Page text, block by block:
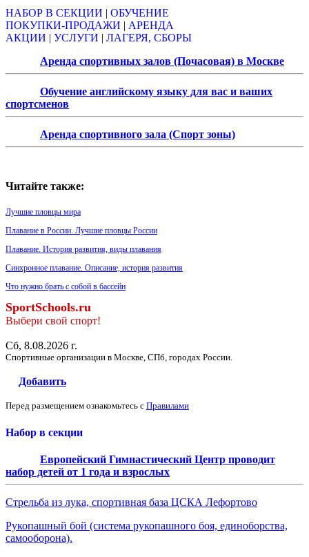
НАБОР В СЕКЦИИ | ОБУЧЕНИЕ
ПОКУПКИ-ПРОДАЖИ | АРЕНДА
АКЦИИ | УСЛУГИ | ЛАГЕРЯ, СБОРЫ
Аренда спортивных залов (Почасовая) в Москве
Обучение английскому языку для вас и ваших
спортсменов
Аренда спортивного зала (Спорт зоны)
Читайте также:
Лучшие пловцы мира
Плавание в России. Лучшие пловцы России
Плавание. История развития, виды плавания
Синхронное плавание. Описание, история развития
Что нужно брать с собой в бассейн
SportSchools.ru
Выбери свой спорт!
Сб, 8.08.2026 г.
Спортивные организации в Москве, СПб, городах России.
Добавить
Перед размещением ознакомьтесь с Правилами
Набор в секции
Европейский Гимнастический Центр проводит
набор детей от 1 года и взрослых
Стрельба из лука, спортивная база ЦСКА Лефортово
Рукопашный бой (система рукопашного боя, единоборства,
самооборона).